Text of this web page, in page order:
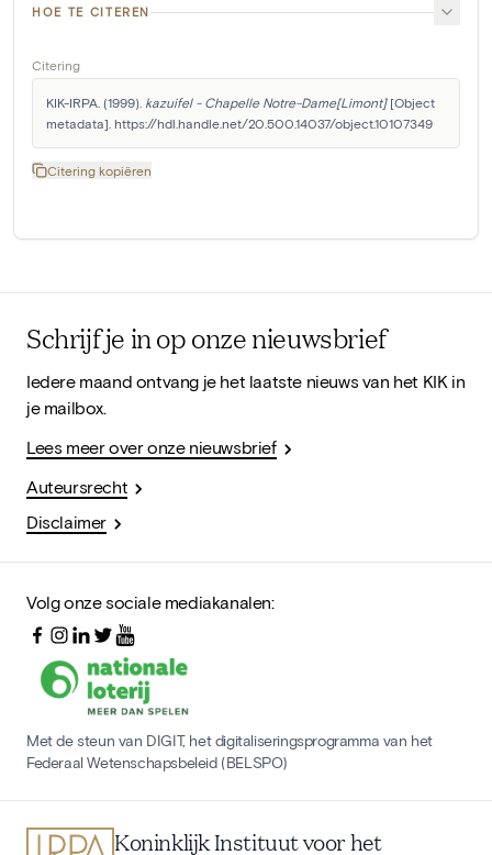
HOE TE CITEREN
Citering
KIK-IRPA. (1999). kazuifel - Chapelle Notre-Dame[Limont] [Object
metadata]. https://hdl.handle.net/20.500.14037/object.10107349
Citering kopiëren
Schrijf je in op onze nieuwsbrief
Iedere maand ontvang je het laatste nieuws van het KIK in
je mailbox.
Lees meer over onze nieuwsbrief
Auteursrecht
Disclaimer
Volg onze sociale mediakanalen:
Met de steun van DIGIT, het digitaliseringsprogramma van het
Federaal Wetenschapsbeleid (BELSPO)
Koninklijk Instituut voor het